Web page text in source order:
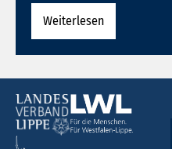
Weiterlesen